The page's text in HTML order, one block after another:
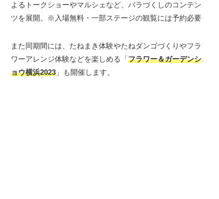
よるトークショーやマルシェなど、バラづくしのコンテン
ツを展開。※入場無料・一部ステージの観覧には予約必要
また同期間には、たねまき体験やたねダンゴづくりやフラ
ワーアレンジ体験などを楽しめる「フラワー＆ガーデンシ
ョウ横浜2023 」も開催します。